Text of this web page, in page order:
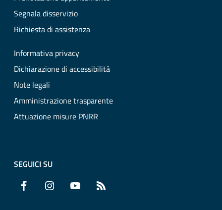
Segnala disservizio
Richiesta di assistenza
Informativa privacy
Dichiarazione di accessibilità
Note legali
Amministrazione trasparente
Attuazione misure PNRR
SEGUICI SU
Facebook Instagram YouTube